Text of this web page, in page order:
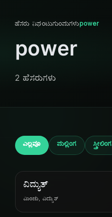
ಹೆಸರು ನಿಘಂಟುಗುಂಪುಗಳುpower
power
2 ಹೆಸರುಗಳು
ಎಲ್ಲವೂ ಪುಲ್ಲಿಂಗ ಸ್ತ್ರೀಲಿಂಗ
ವಿದ್ಯುತ್
ಮಿಂಚು, ವಿದ್ಯುತ್